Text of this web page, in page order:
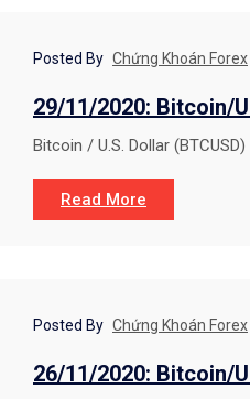
CHIẾN LƯỢC GIAO DỊCH
Posted By Chứng Khoán Forex
29/11/2020: Bitcoin/
Bitcoin / U.S. Dollar
Read More
CHIẾN LƯỢC GIAO DỊCH
Posted By Chứng Khoán Forex
26/11/2020: Bitcoin/